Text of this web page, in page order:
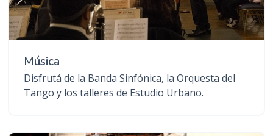
Música
Disfrutá de la Banda Sinfónica, la Orquesta del
Tango y los talleres de Estudio Urbano.